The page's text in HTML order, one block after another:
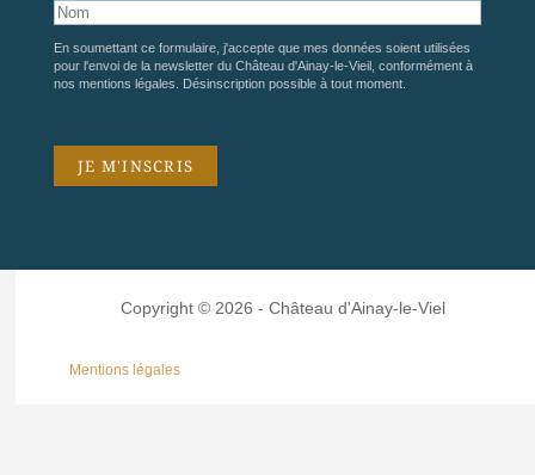
En soumettant ce formulaire, j'accepte que mes données soient utilisées
pour l'envoi de la newsletter du Château d'Ainay-le-Vieil, conformément à
nos mentions légales . Désinscription possible à tout moment.
Copyright © 2026 - Château d'Ainay-le-Viel
Mentions légales